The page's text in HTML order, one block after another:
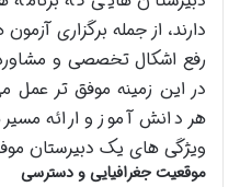
دارند، از جمله برگزاری
رفع اشکال تخصصی و مشاوره
در این زمینه موفق تر عمل
هر دانش آموز و ارائه
ویژگی های یک دبیرستان
موقعیت جغرافیایی و دسترسی